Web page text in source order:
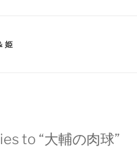
姫
to “大輔の肉球”